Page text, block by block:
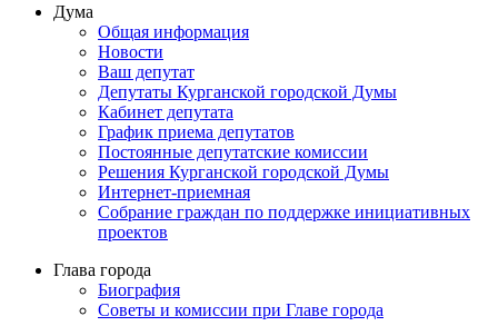
Дума
Общая информация
Новости
Ваш депутат
Депутаты Курганской городской Думы
Кабинет депутата
График приема депутатов
Постоянные депутатские комиссии
Решения Курганской городской Думы
Интернет-приемная
Собрание граждан по поддержке инициативных
проектов
Глава города
Биография
Советы и комиссии при Главе города